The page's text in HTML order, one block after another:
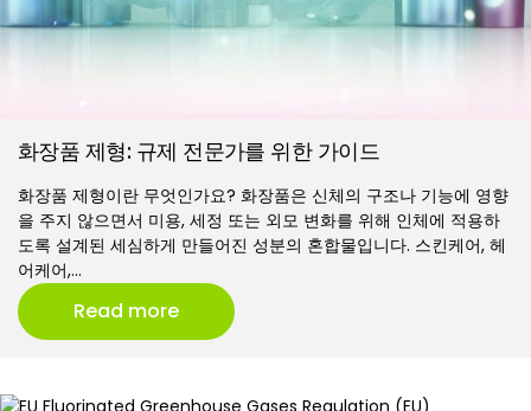
화장품 제형: 규제 전문가를 위한 가이드
화장품 제형이란 무엇인가요? 화장품은 신체의 구조나 기능에 영향
을 주지 않으면서 미용, 세정 또는 외모 변화를 위해 인체에 적용하
도록 설계된 세심하게 만들어진 성분의 혼합물입니다. 스킨케어, 헤
어케어,…
Read more